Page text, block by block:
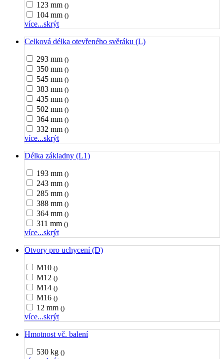
123 mm ()
104 mm ()
více...skrýt
Celková délka otevřeného svěráku (L)
293 mm ()
350 mm ()
545 mm ()
383 mm ()
435 mm ()
502 mm ()
364 mm ()
332 mm ()
více...skrýt
Délka základny (L1)
193 mm ()
243 mm ()
285 mm ()
388 mm ()
364 mm ()
311 mm ()
více...skrýt
Otvory pro uchycení (D)
M10 ()
M12 ()
M14 ()
M16 ()
12 mm ()
více...skrýt
Hmotnost vč. balení
530 kg ()